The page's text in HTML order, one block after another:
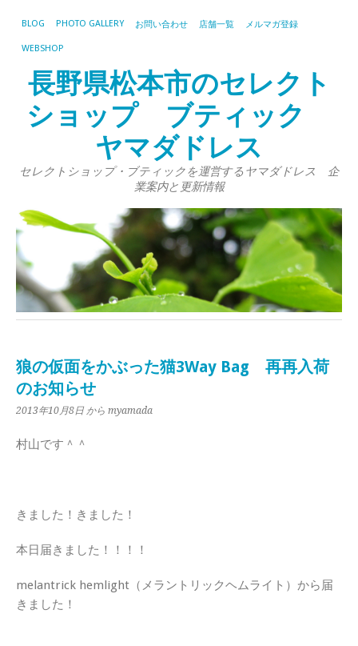
BLOG PHOTO GALLERY お問い合わせ 店舗一覧 メルマガ登録
WEBSHOP
長野県松本市のセレクト
ショップ ブティック
ヤマダドレス
セレクトショップ・ブティックを運営するヤマダドレス 企
業案内と更新情報
狼の仮面をかぶった猫3Way Bag 再再入荷
のお知らせ
2013年10月8日 から myamada
村山です＾＾
きました！きました！
本日届きました！！！！
melantrick hemlight（メラントリックヘムライト）から届
きました！